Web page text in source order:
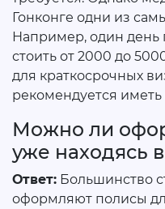
Гонконге одни из
Например, один день
стоить от 2000 до
для краткосрочных
рекомендуется
Можно ли
уже находясь
Ответ: Большинство
оформляют полисы